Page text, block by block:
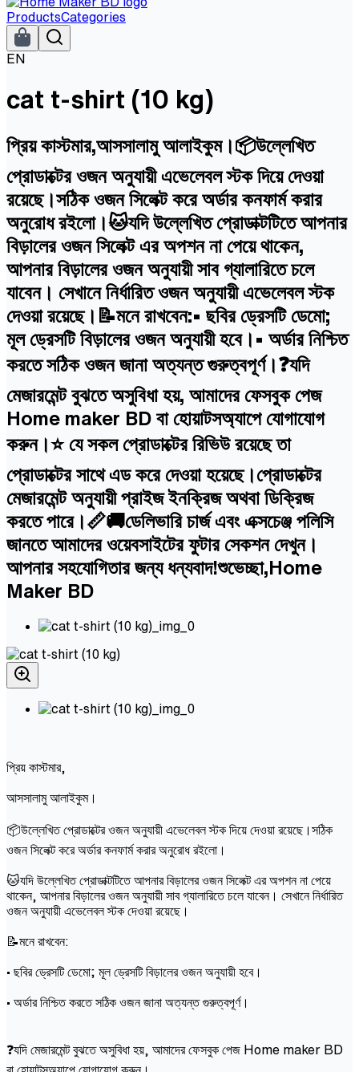
ProductsCategories
EN
cat t-shirt (10 kg)
প্রিয় কাস্টমার,আসসালামু আলাইকুম।📦উল্লেখিত
প্রোডাক্টের ওজন অনুযায়ী এভেলেবল স্টক দিয়ে দেওয়া
রয়েছে।সঠিক ওজন সিলেক্ট করে অর্ডার কনফার্ম করার
অনুরোধ রইলো।🐱যদি উল্লেখিত প্রোডাক্টটিতে আপনার
বিড়ালের ওজন সিলেক্ট এর অপশন না পেয়ে থাকেন,
আপনার বিড়ালের ওজন অনুযায়ী সাব গ্যালারিতে চলে
যাবেন। সেখানে নির্ধারিত ওজন অনুযায়ী এভেলেবল স্টক
দেওয়া রয়েছে।📝মনে রাখবেন:• ছবির ড্রেসটি ডেমো;
মূল ড্রেসটি বিড়ালের ওজন অনুযায়ী হবে।• অর্ডার নিশ্চিত
করতে সঠিক ওজন জানা অত্যন্ত গুরুত্বপূর্ণ।❓যদি
মেজারমেন্ট বুঝতে অসুবিধা হয়, আমাদের ফেসবুক পেজ
Home maker BD বা হোয়াটসঅ্যাপে যোগাযোগ
করুন।⭐ যে সকল প্রোডাক্টের রিভিউ রয়েছে তা
প্রোডাক্টের সাথে এড করে দেওয়া হয়েছে।প্রোডাক্টের
মেজারমেন্ট অনুযায়ী প্রাইজ ইনক্রিজ অথবা ডিক্রিজ
করতে পারে।📏🚚ডেলিভারি চার্জ এবং এক্সচেঞ্জ পলিসি
জানতে আমাদের ওয়েবসাইটের ফুটার সেকশন দেখুন।
আপনার সহযোগিতার জন্য ধন্যবাদ!শুভেচ্ছা,Home
Maker BD
প্রিয় কাস্টমার,
আসসালামু আলাইকুম।
📦উল্লেখিত প্রোডাক্টের ওজন অনুযায়ী এভেলেবল স্টক দিয়ে দেওয়া রয়েছে।সঠিক
ওজন সিলেক্ট করে অর্ডার কনফার্ম করার অনুরোধ রইলো।
🐱যদি উল্লেখিত প্রোডাক্টটিতে আপনার বিড়ালের ওজন সিলেক্ট এর অপশন না পেয়ে
থাকেন, আপনার বিড়ালের ওজন অনুযায়ী সাব গ্যালারিতে চলে যাবেন। সেখানে নির্ধারিত
ওজন অনুযায়ী এভেলেবল স্টক দেওয়া রয়েছে।
📝মনে রাখবেন:
• ছবির ড্রেসটি ডেমো; মূল ড্রেসটি বিড়ালের ওজন অনুযায়ী হবে।
• অর্ডার নিশ্চিত করতে সঠিক ওজন জানা অত্যন্ত গুরুত্বপূর্ণ।
❓যদি মেজারমেন্ট বুঝতে অসুবিধা হয়, আমাদের ফেসবুক পেজ Home maker BD
বা হোয়াটসঅ্যাপে যোগাযোগ করুন।